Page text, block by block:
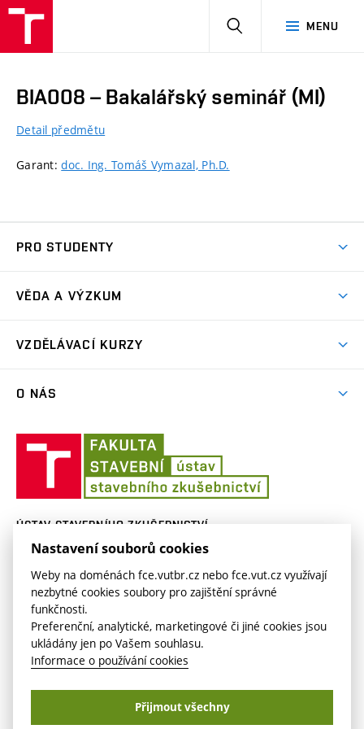
MENU
BIA008 – Bakalářský seminář (MI)
Detail předmětu
Garant:doc. Ing. Tomáš Vymazal, Ph.D.
PRO STUDENTY
Městské inženýrství
VĚDA A VÝZKUM
VZDĚLÁVACÍ KURZY
O NÁS
Lidé na SZK
Historie
ÚSTAV STAVEBNÍHO ZKUŠEBNICTVÍ
Veveří 95
620 00 Brno
szk.fce.vutbr.cz
szk.fast@vut.cz
Copyright © VUT v Brně2026
Nastavení souborů cookies
Weby na doménách fce.vutbr.cz nebo fce.vut.cz využívají
nezbytné cookies soubory pro zajištění správné
funkčnosti.
Preferenční, analytické, marketingové či jiné cookies jsou
ukládány jen po Vašem souhlasu.
Informace o používání cookies
Přijmout všechny